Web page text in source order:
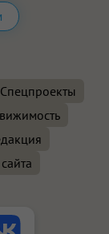
Спецпроекты